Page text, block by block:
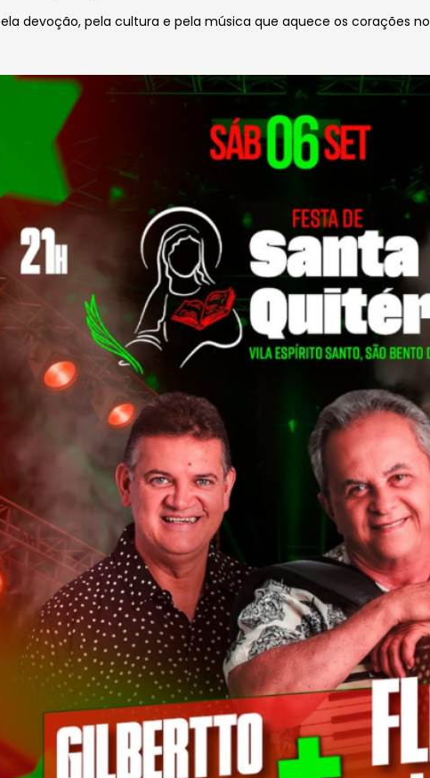
devoção, pela cultura e pela música que aquece os corações